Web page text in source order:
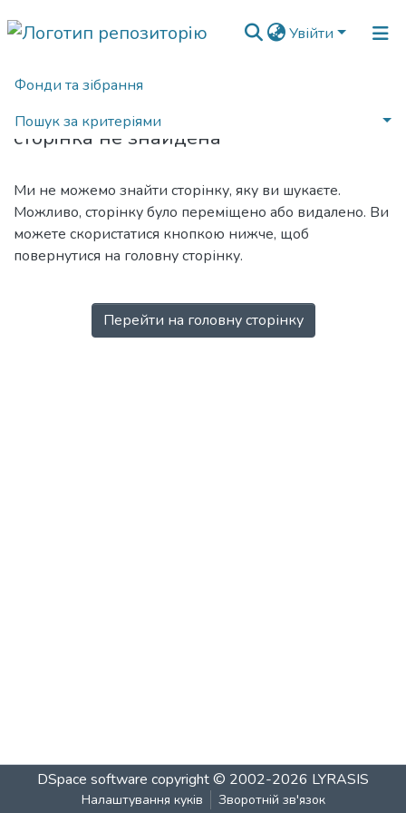
Увійти
Фонди та зібрання
Пошук за критеріями
404
сторінка не знайдена
Ми не можемо знайти сторінку, яку ви шукаєте.
Можливо, сторінку було переміщено або видалено. Ви
можете скористатися кнопкою нижче, щоб
повернутися на головну сторінку.
Перейти на головну сторінку
DSpace software copyright © 2002-2026 LYRASIS
Налаштування куків Зворотній зв'язок